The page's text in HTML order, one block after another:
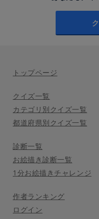
トップページ
クイズ一覧
カテゴリ別クイズ一覧
都道府県別クイズ一覧
診断一覧
お絵描き診断一覧
1分お絵描きチャレンジ
作者ランキング
ログイン